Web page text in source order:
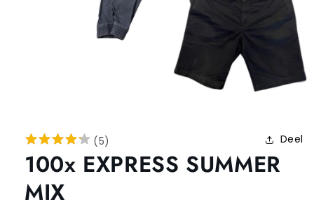
(5) Deel
100x EXPRESS SUMMER
MIX